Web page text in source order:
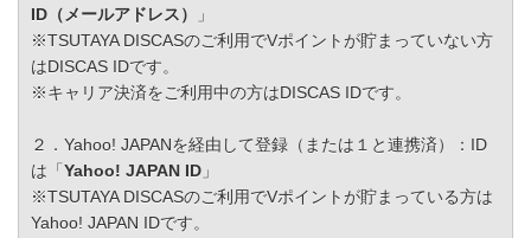
ID（メールアドレス）
」
※TSUTAYA DISCASのご利用でVポイントが貯まっていない方
はDISCAS IDです。
※キャリア決済をご利用中の方はDISCAS IDです。
２．Yahoo! JAPANを経由して登録（または１と連携済）：ID
は「 Yahoo! JAPAN ID 」
※TSUTAYA DISCASのご利用でVポイントが貯まっている方は
Yahoo! JAPAN IDです。